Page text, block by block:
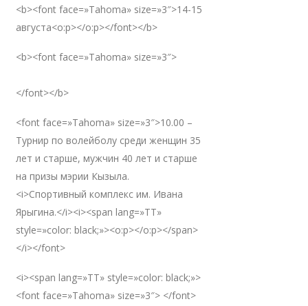
<b><font face=»Tahoma» size=»3″>14-15
августа<o:p></o:p></font></b>
<b><font face=»Tahoma» size=»3″>
</font></b>
<font face=»Tahoma» size=»3″>10.00 –
Турнир по волейболу среди женщин 35
лет и старше, мужчин 40 лет и старше
на призы мэрии Кызыла.
<i>Спортивный комплекс им. Ивана
Ярыгина.</i><i><span lang=»TT»
style=»color: black;»><o:p></o:p></span>
</i></font>
<i><span lang=»TT» style=»color: black;»>
<font face=»Tahoma» size=»3″> </font>